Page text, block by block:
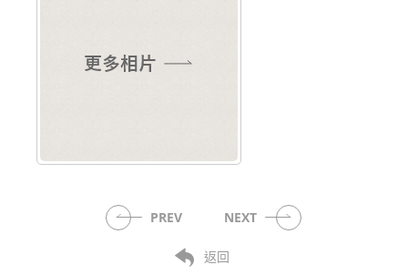
PREV NEXT
返回